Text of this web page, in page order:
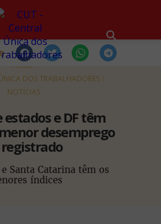
HOME
DOS TRABALHADORES
NOTÍCIAS
estados e DF têm
desemprego
Santa Catarina têm os
índices